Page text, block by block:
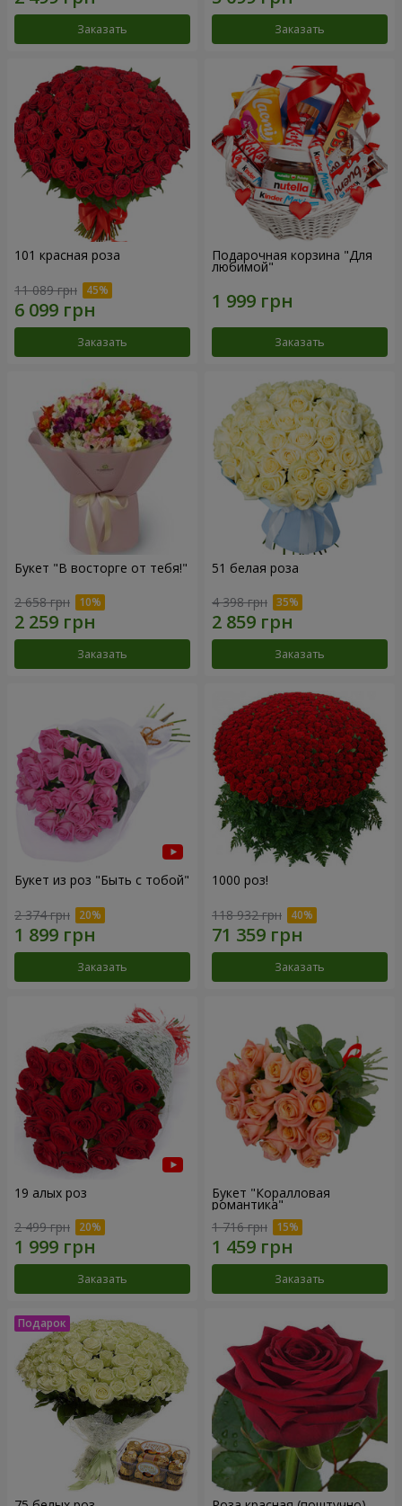
Заказать Заказать
101 красная роза
11 089 грн
Заказать
Подарочная корзина "Для
любимой"
Заказать
Букет "В восторге от тебя!"
2 658 грн
Заказать
51 белая роза
4 398 грн
Заказать
Букет из роз "Быть с тобой"
2 374 грн
Заказать
1000 роз!
118 932 грн
Заказать
19 алых роз
2 499 грн
Заказать
Букет "Коралловая
романтика"
1 716 грн
Заказать